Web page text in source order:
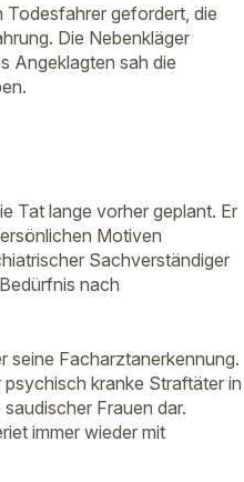
Todesfahrer gefordert, die
Die Nebenkläger
Angeklagten sah die
Tat lange vorher geplant. Er
Motiven
Sachverständiger
nach
seine Facharztanerkennung.
kranke Straftäter in
Frauen dar.
immer wieder mit